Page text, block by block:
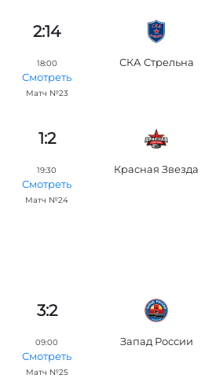
2:14
18:00
Смотреть
Матч №23
СКА Стрельна
1:2
19:30
Смотреть
Матч №24
Красная Звезда
3:2
09:00
Смотреть
Матч №25
Запад России